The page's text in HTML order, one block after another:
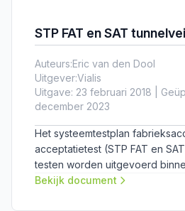
STP FAT en SAT
Auteurs:Eric van den Dool
Uitgever:Vialis
Uitgave: 23 februari 2018 |
december 2023
Het systeemtestplan
acceptatietest (STP FAT en
testen worden uitgevoerd
van het project Tunnelveiligheid
Bekijk document